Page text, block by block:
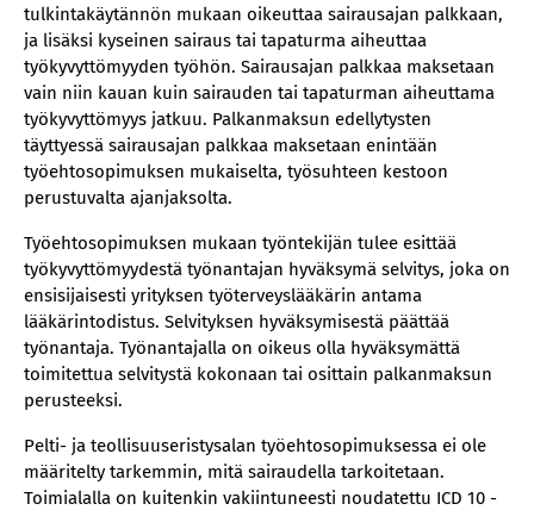
tulkintakäytännön mukaan oikeuttaa sairausajan palkkaan,
ja lisäksi kyseinen sairaus tai tapaturma aiheuttaa
työkyvyttömyyden työhön. Sairausajan palkkaa maksetaan
vain niin kauan kuin sairauden tai tapaturman aiheuttama
työkyvyttömyys jatkuu. Palkanmaksun edellytysten
täyttyessä sairausajan palkkaa maksetaan enintään
työehtosopimuksen mukaiselta, työsuhteen kestoon
perustuvalta ajanjaksolta.
Työehtosopimuksen mukaan työntekijän tulee esittää
työkyvyttömyydestä työnantajan hyväksymä selvitys, joka on
ensisijaisesti yrityksen työterveyslääkärin antama
lääkärintodistus. Selvityksen hyväksymisestä päättää
työnantaja. Työnantajalla on oikeus olla hyväksymättä
toimitettua selvitystä kokonaan tai osittain palkanmaksun
perusteeksi.
Pelti- ja teollisuuseristysalan työehtosopimuksessa ei ole
määritelty tarkemmin, mitä sairaudella tarkoitetaan.
Toimialalla on kuitenkin vakiintuneesti noudatettu ICD 10 -